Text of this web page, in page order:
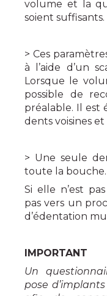
volume et la
soient suffisants.
> Ces
à l’aide d’un
Lorsque le
possible de
préalable. Il est
dents voisines et
> Une seule
toute la bouche.
Si elle n’est
pas vers un
d’édentation
IMPORTANT
Un
pose